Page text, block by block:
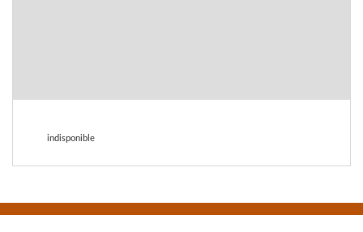
indisponible